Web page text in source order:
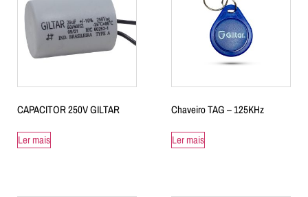
CAPACITOR 250V GILTAR
Ler mais
Chaveiro TAG – 125KHz
Ler mais